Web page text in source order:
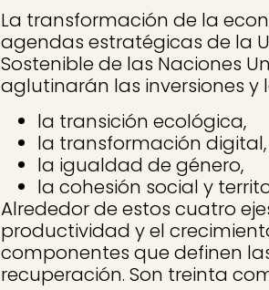
La transformación de la
agendas estratégicas de la
Sostenible de las Naciones
aglutinarán las inversiones y
la transición ecológica,
la transformación digital,
la igualdad de género,
la cohesión social y
Alrededor de estos cuatro
productividad y el
componentes que definen
recuperación. Son treinta